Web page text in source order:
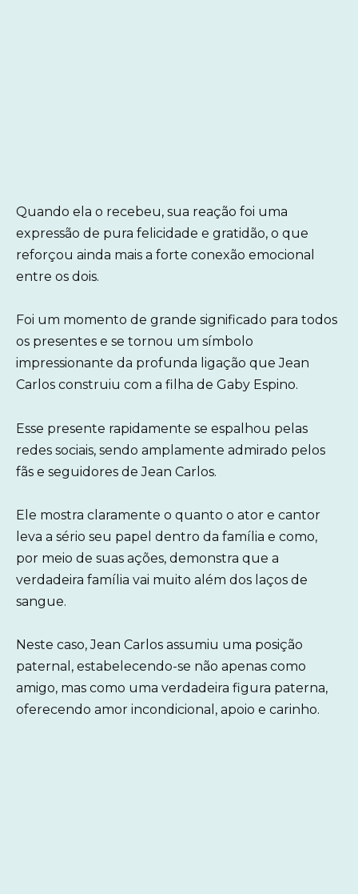
Quando ela o recebeu, sua reação foi uma
expressão de pura felicidade e gratidão, o que
reforçou ainda mais a forte conexão emocional
entre os dois.
Foi um momento de grande significado para todos
os presentes e se tornou um símbolo
impressionante da profunda ligação que Jean
Carlos construiu com a filha de Gaby Espino.
Esse presente rapidamente se espalhou pelas
redes sociais, sendo amplamente admirado pelos
fãs e seguidores de Jean Carlos.
Ele mostra claramente o quanto o ator e cantor
leva a sério seu papel dentro da família e como,
por meio de suas ações, demonstra que a
verdadeira família vai muito além dos laços de
sangue.
Neste caso, Jean Carlos assumiu uma posição
paternal, estabelecendo-se não apenas como
amigo, mas como uma verdadeira figura paterna,
oferecendo amor incondicional, apoio e carinho.